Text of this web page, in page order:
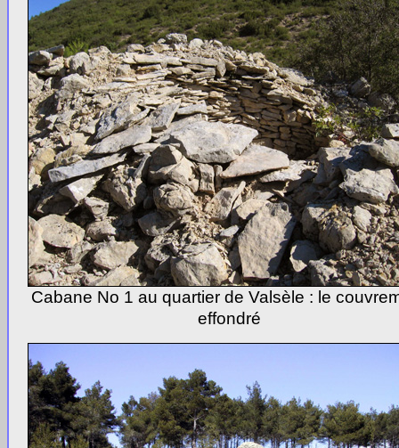
Cabane No 1 au quartier de Valsèle : le
effondré